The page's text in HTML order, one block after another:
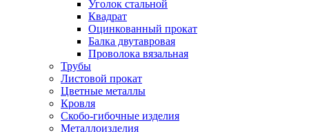
Уголок стальной
Квадрат
Оцинкованный прокат
Балка двутавровая
Проволока вязальная
Трубы
Листовой прокат
Цветные металлы
Кровля
Скобо-гибочные изделия
Металлоизделия